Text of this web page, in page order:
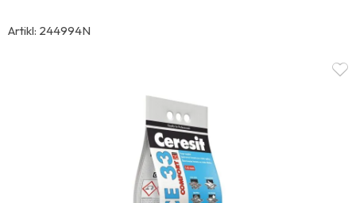
Artikl: 244994N